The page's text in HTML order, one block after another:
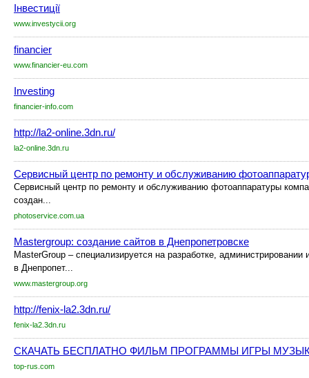
Інвестиції
www.investycii.org
financier
www.financier-eu.com
Investing
financier-info.com
http://la2-online.3dn.ru/
la2-online.3dn.ru
Сервисный центр по ремонту и обслуживанию
Сервисный центр по ремонту и обслуживанию фотоаппаратуры
создан...
photoservice.com.ua
Mastergroup: создание сайтов в Днепропетровске
MasterGroup – специализируется на разработке, администрировании
в Днепропет...
www.mastergroup.org
http://fenix-la2.3dn.ru/
fenix-la2.3dn.ru
СКАЧАТЬ БЕСПЛАТНО ФИЛЬМ ПРОГРАММЫ ИГРЫ
top-rus.com